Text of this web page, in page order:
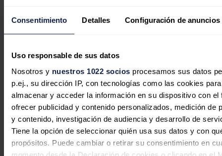
Consentimiento Detalles Configuración de anuncios
Uso responsable de sus datos
Nosotros y nuestros 1022 socios procesamos sus datos
p.ej., su dirección IP, con tecnologías como las cookies para
almacenar y acceder la información en su dispositivo con el
ofrecer publicidad y contenido personalizados, medición de
y contenido, investigación de audiencia y desarrollo de
Tiene la opción de seleccionar quién usa sus datos y con
propósitos. Puede cambiar o retirar su consentimiento en
momento desde la Declaración de cookies o clicando en el
Greening finaliza con éxito su OPA
sobre Energy Solar Tech tras obtener
un respaldo superior al 92%
Redacción27/07/2026